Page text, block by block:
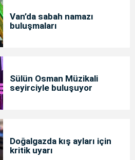
Van’da sabah namazı
buluşmaları
Sülün Osman Müzikali
seyirciyle buluşuyor
Doğalgazda kış ayları için
kritik uyarı